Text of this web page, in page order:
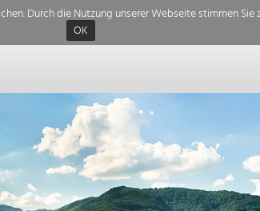
Durch die Nutzung unserer Webseite stimmen
OK